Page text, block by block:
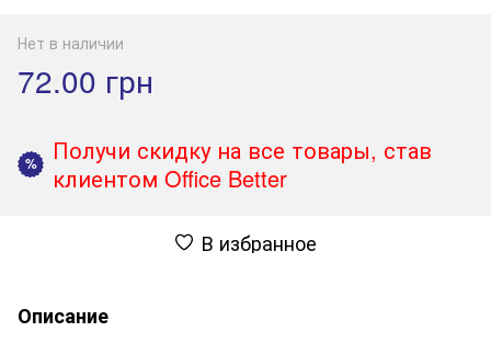
Нет в наличии
72.00 грн
%
Получи скидку на все товары, став
клиентом Office Better
В избранное
Описание